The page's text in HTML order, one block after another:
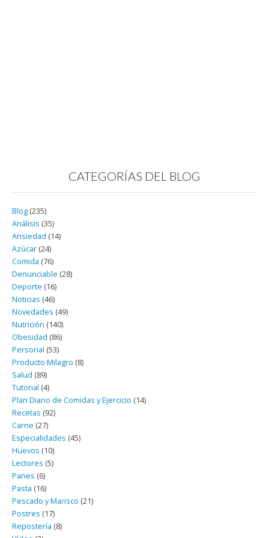
CATEGORÍAS DEL BLOG
Blog (235)
Análisis (35)
Ansiedad (14)
Azúcar (24)
Comida (76)
Denunciable (28)
Deporte (16)
Noticias (46)
Novedades (49)
Nutrición (140)
Obesidad (86)
Personal (53)
Producto Milagro (8)
Salud (89)
Tutorial (4)
Plan Diario de Comidas y Ejercicio (14)
Recetas (92)
Carne (27)
Especialidades (45)
Huevos (10)
Lectores (5)
Panes (6)
Pasta (16)
Pescado y Marisco (21)
Postres (17)
Repostería (8)